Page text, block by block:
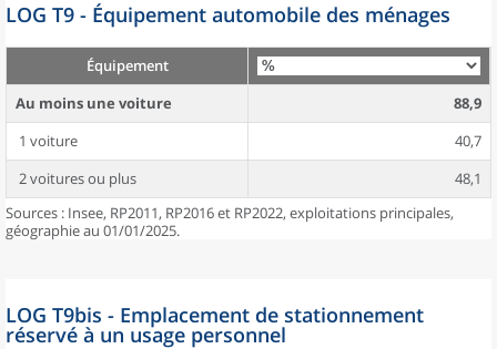
LOG T9 - Équipement automobile des ménages
Équipement
Au moins une voiture
88,9
1 voiture
40,7
2 voitures ou plus
48,1
Sources : Insee, RP2011, RP2016 et RP2022, exploitations principales,
géographie au 01/01/2025.
LOG T9bis - Emplacement de stationnement
réservé à un usage personnel